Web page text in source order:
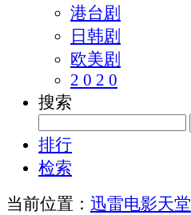
港台剧
日韩剧
欧美剧
2 0 2 0
搜索
排行
检索
当前位置： 迅雷电影天堂